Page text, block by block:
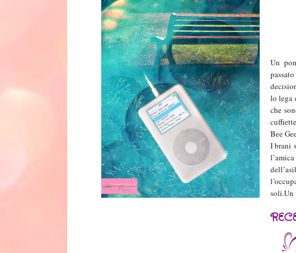
Un
lo lega
che
Bee
I brani
soli.Un